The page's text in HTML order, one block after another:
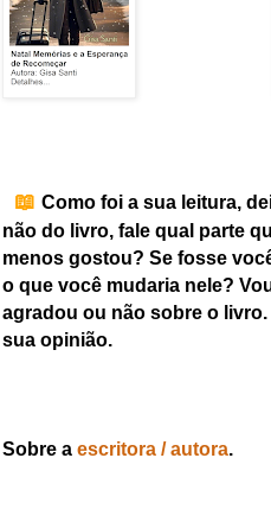
📖 Como foi a sua leitura,
não do livro, fale qual parte
menos gostou? Se fosse
o que você mudaria nele?
agradou ou não sobre o
sua opinião.
Sobre aescritora / autora.